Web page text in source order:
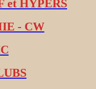
et HYPERS
- CW